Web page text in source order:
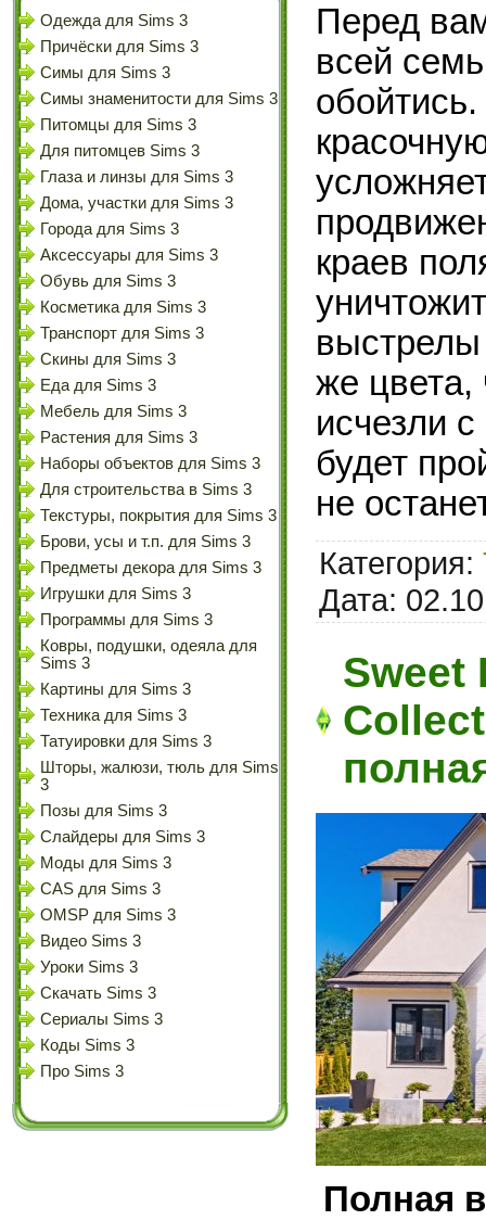
Одежда для Sims 3
Причёски для Sims 3
Симы для Sims 3
Симы знаменитости для Sims 3
Питомцы для Sims 3
Для питомцев Sims 3
Глаза и линзы для Sims 3
Дома, участки для Sims 3
Города для Sims 3
Аксессуары для Sims 3
Обувь для Sims 3
Косметика для Sims 3
Транспорт для Sims 3
Скины для Sims 3
Еда для Sims 3
Мебель для Sims 3
Растения для Sims 3
Наборы объектов для Sims 3
Для строительства в Sims 3
Текстуры, покрытия для Sims 3
Брови, усы и т.п. для Sims 3
Предметы декора для Sims 3
Игрушки для Sims 3
Программы для Sims 3
Ковры, подушки, одеяла для
Sims 3
Картины для Sims 3
Техника для Sims 3
Татуировки для Sims 3
Шторы, жалюзи, тюль для Sims
3
Позы для Sims 3
Слайдеры для Sims 3
Моды для Sims 3
CAS для Sims 3
OMSP для Sims 3
Видео Sims 3
Уроки Sims 3
Скачать Sims 3
Сериалы Sims 3
Коды Sims 3
Про Sims 3
Перед
всей
краев
же цвета,
исчезли
будет
не
Категория:
Дата:
Sweet
Полная